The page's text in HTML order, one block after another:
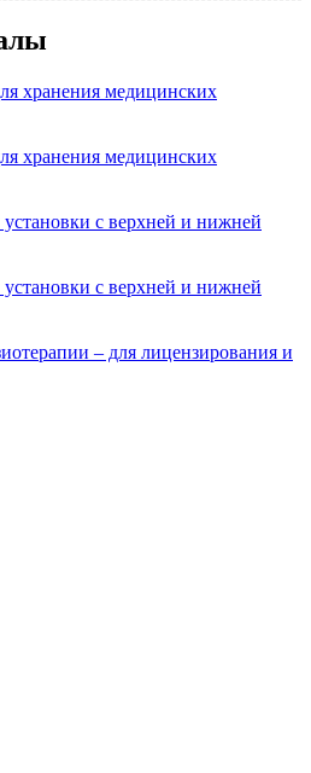
хранения медицинских
хранения медицинских
с верхней и нижней
с верхней и нижней
– для лицензирования и